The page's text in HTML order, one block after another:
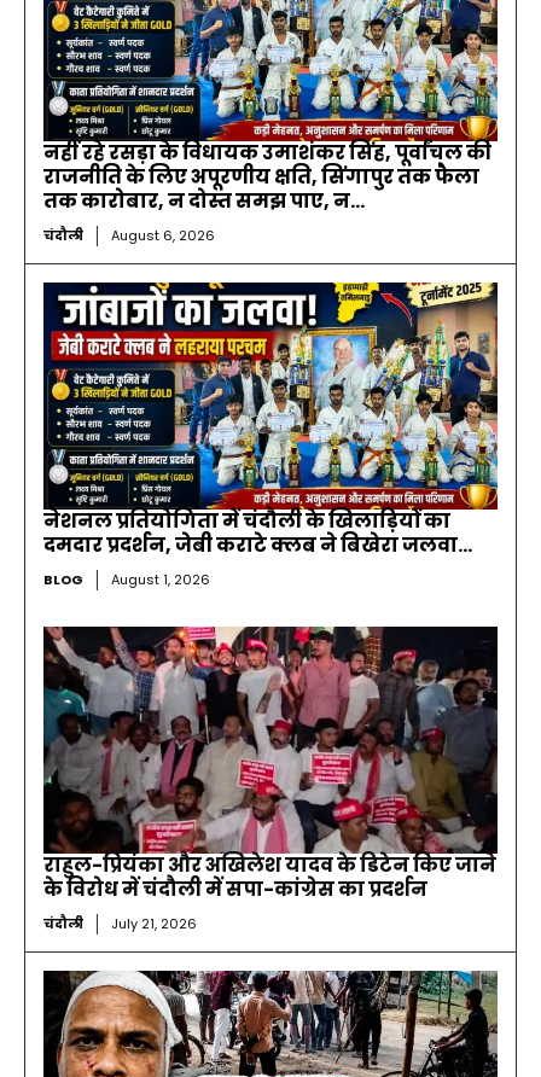
नहीं रहे रसड़ा के विधायक उमाशंकर सिंह, पूर्वांचल की
राजनीति के लिए अपूरणीय क्षति, सिंगापुर तक फैला
तक कारोबार, न दोस्त समझ पाए, न...
चंदौली August 6, 2026
नेशनल प्रतियोगिता में चंदौली के खिलाड़ियों का
दमदार प्रदर्शन, जेबी कराटे क्लब ने बिखेरा जलवा…
BLOG August 1, 2026
राहुल-प्रियंका और अखिलेश यादव के डिटेन किए जाने
के विरोध में चंदौली में सपा-कांग्रेस का प्रदर्शन
चंदौली July 21, 2026